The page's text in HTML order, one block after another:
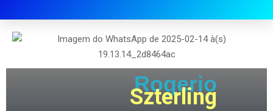
Rogerio
Szterling